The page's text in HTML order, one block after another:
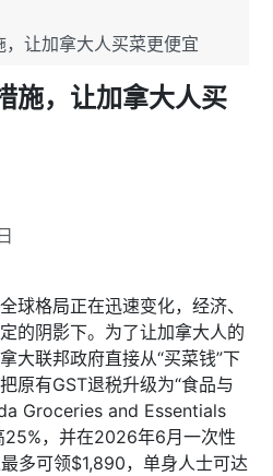
让加拿大人买菜更便宜
施，让加拿大人买
球格局正在迅速变化，经济、
的阴影下。为了让加拿大人的
大联邦政府直接从“买菜钱”下
原有GST退税升级为“食品与
Groceries and Essentials
，并在2026年6月一次性
多可领$1,890，单身人士可达